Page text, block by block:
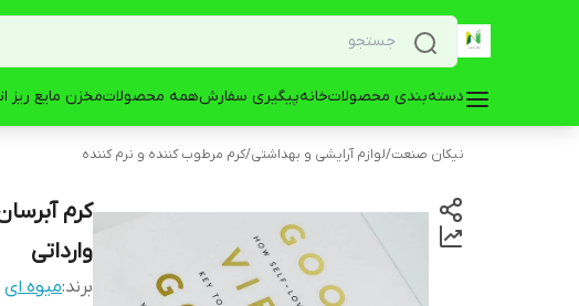
دسته‌بندی محصولاتخانهپیگیری سفارشهمه محصولاتمخزن مایع ریز
نیکان صنعت/لوازم آرایشی و بهداشتی/کرم مرطوب کننده و نرم کننده
وارداتی
برند:میوه ای